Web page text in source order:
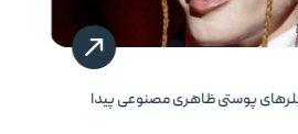
پوستی ظاهری مصنوعی پیدا